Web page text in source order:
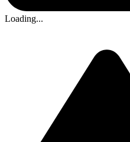
Loading...